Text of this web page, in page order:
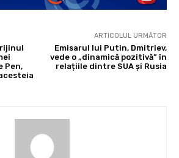
Pen,
ARTICOLUL URMĂTOR
Emisarul lui Putin, Dmitriev,
vede o „dinamică pozitivă” în
relațiile dintre SUA și Rusia